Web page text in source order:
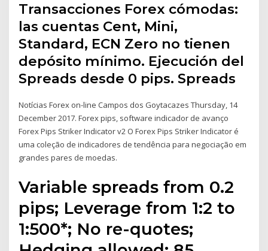
Transacciones Forex cómodas:
las cuentas Cent, Mini,
Standard, ECN Zero no tienen
depósito mínimo. Ejecución del
Spreads desde 0 pips. Spreads
Notícias Forex on-line Campos dos Goytacazes Thursday, 14
December 2017. Forex pips, software indicador de avanço
Forex Pips Striker Indicator v2 O Forex Pips Striker Indicator é
uma coleção de indicadores de tendência para negociação em
grandes pares de moedas.
Variable spreads from 0.2
pips; Leverage from 1:2 to
1:500*; No re-quotes;